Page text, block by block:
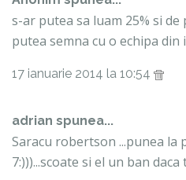
s-ar putea sa luam 25% si
putea semna cu o echipa din
17 ianuarie 2014 la 10:54
adrian spunea...
Saracu robertson ...punea la
7:)))...scoate si el un ban